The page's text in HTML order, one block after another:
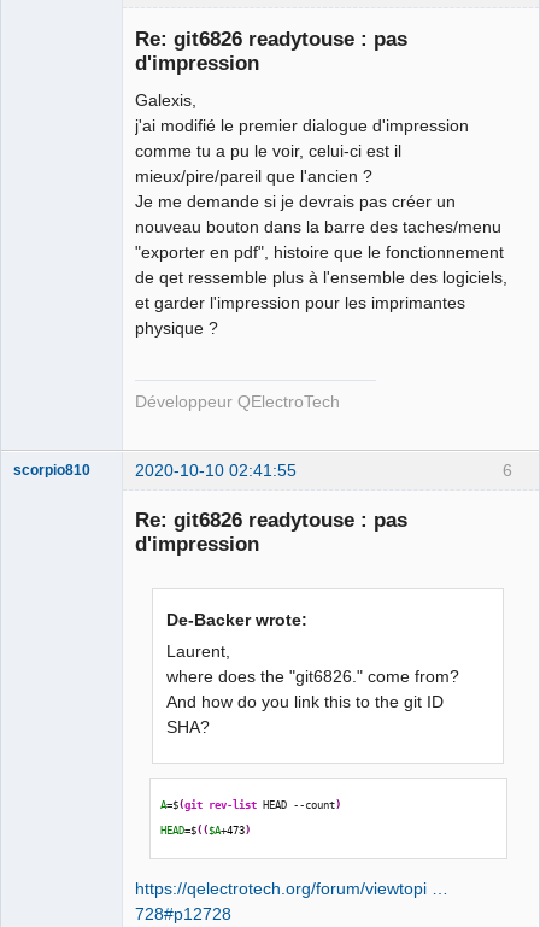
Re: git6826 readytouse : pas
d'impression
Galexis,
j'ai modifié le premier dialogue d'impression
comme tu a pu le voir, celui-ci est il
mieux/pire/pareil que l'ancien ?
Je me demande si je devrais pas créer un
nouveau bouton dans la barre des taches/menu
"exporter en pdf", histoire que le fonctionnement
de qet ressemble plus à l'ensemble des logiciels,
et garder l'impression pour les imprimantes
physique ?
Développeur QElectroTech
6
scorpio810 2020-10-10 02:41:55
Re: git6826 readytouse : pas
d'impression
De-Backer wrote:
Laurent,
where does the "git6826." come from?
And how do you link this to the git ID
SHA?
A=$(git rev-list HEAD --count)
HEAD=$(($A+473)
https://qelectrotech.org/forum/viewtopi …
728#p12728